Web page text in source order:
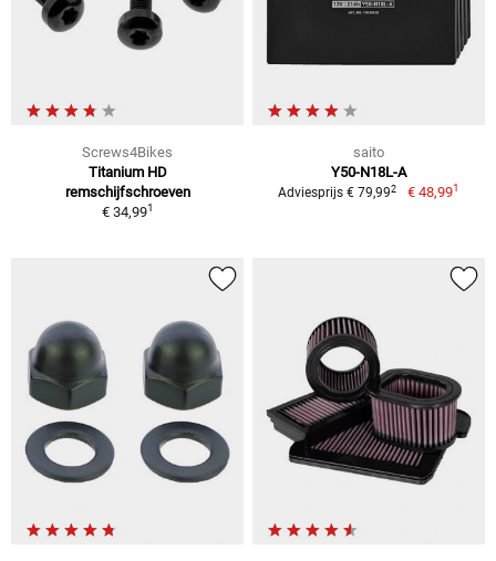
Screws4Bikes
Titanium HD
remschijfschroeven
€ 34,991
saito
Y50-N18L-A
Adviesprijs € 79,992 € 48,991